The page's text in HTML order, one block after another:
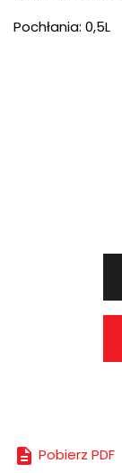
Pochłania: 0,5L
 Pobierz PDF